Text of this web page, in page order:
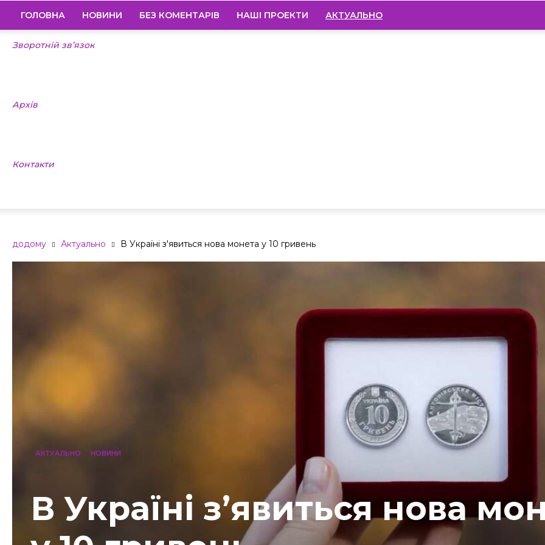
ГОЛОВНА НОВИНИ БЕЗ КОМЕНТАРІВ НАШІ ПРОЕКТИ АКТУАЛЬНО
Зворотній зв’язок
Архів
Контакти
додому Актуально В Україні з'явиться нова монета у 10 гривень
АКТУАЛЬНО НОВИНИ
В Україні з’явиться нова